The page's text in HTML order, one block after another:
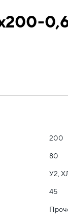
200
80
У2,
45